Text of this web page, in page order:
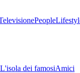
People
L'isola dei famosiAmici